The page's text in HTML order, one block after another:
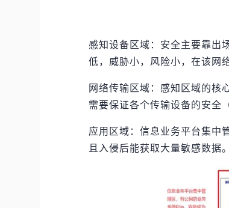
感知设备区域：安全主要靠出
低，威胁小，风险小，在该网
网络传输区域：感知区域的核
需要保证各个传输设备的安全
应用区域：信息业务平台集中
且入侵后能获取大量敏感数据。